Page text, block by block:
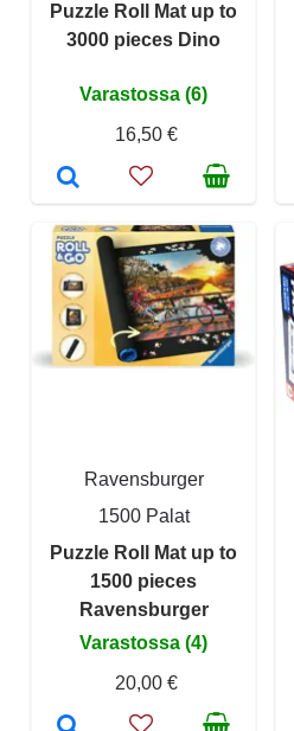
Puzzle Roll Mat up to
3000 pieces Dino
Varastossa (6)
16,50 €
Ravensburger
1500 Palat
Puzzle Roll Mat up to
1500 pieces
Ravensburger
Varastossa (4)
20,00 €